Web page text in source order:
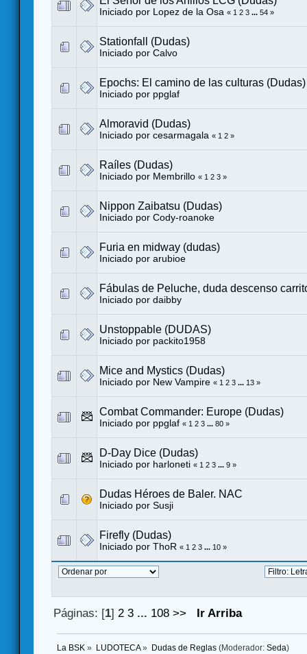
Iniciado por Lopez de la Osa « 1 2 3 ... 54 »
Stationfall (Dudas)
Iniciado por Calvo
Epochs: El camino de las culturas (Dudas)
Iniciado por ppglaf
Almoravid (Dudas)
Iniciado por cesarmagala « 1 2 »
Raíles (Dudas)
Iniciado por Membrillo « 1 2 3 »
Nippon Zaibatsu (Dudas)
Iniciado por Cody-roanoke
Furia en midway (dudas)
Iniciado por arubioe
Fábulas de Peluche, duda descenso
Iniciado por daibby
Unstoppable (DUDAS)
Iniciado por packito1958
Mice and Mystics (Dudas)
Iniciado por New Vampire « 1 2 3 ... 13 »
Combat Commander: Europe (Dudas)
Iniciado por ppglaf « 1 2 3 ... 80 »
D-Day Dice (Dudas)
Iniciado por harloneti « 1 2 3 ... 9 »
Dudas Héroes de Baler. NAC
Iniciado por Susji
Firefly (Dudas)
Iniciado por ThoR « 1 2 3 ... 10 »
Páginas: [1] 2 3 ... 108 >> Ir Arriba
La BSK » LUDOTECA» Dudas de Reglas(Moderador: Seda)